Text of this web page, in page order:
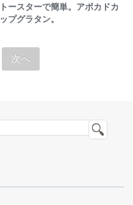
トースターで簡単。アボカドカ
ップグラタン。
次へ